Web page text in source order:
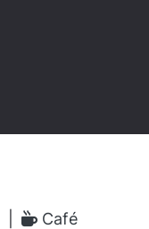
Café